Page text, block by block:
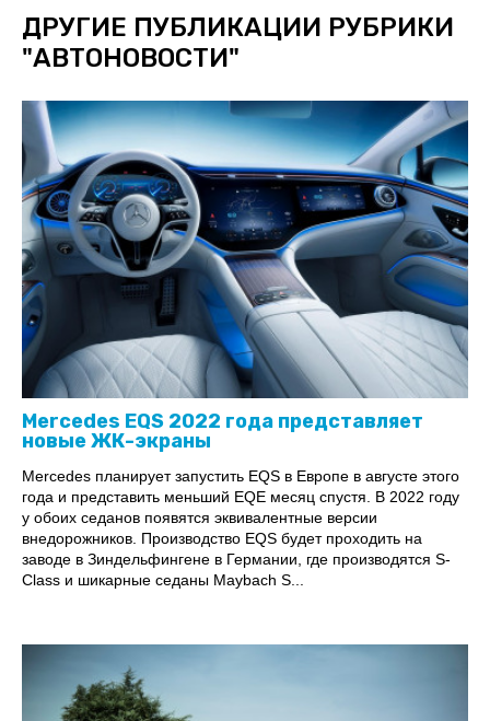
ДРУГИЕ ПУБЛИКАЦИИ РУБРИКИ
"АВТОНОВОСТИ"
Mercedes EQS 2022 года представляет
новые ЖК-экраны
Mercedes планирует запустить EQS в Европе в августе этого
года и представить меньший EQE месяц спустя. В 2022 году
у обоих седанов появятся эквивалентные версии
внедорожников. Производство EQS будет проходить на
заводе в Зиндельфингене в Германии, где производятся S-
Class и шикарные седаны Maybach S...